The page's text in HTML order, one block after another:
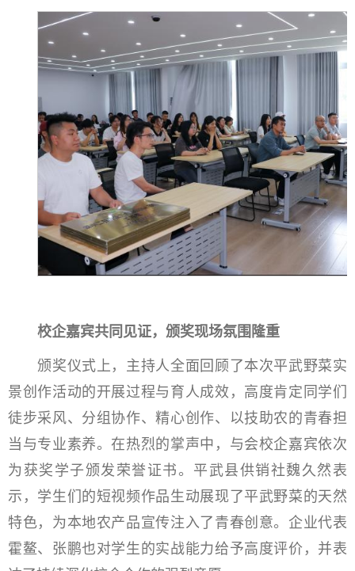
校企嘉宾共同见证，颁奖现场氛围隆重
颁奖仪式上，主持人全面回顾了本次平武野菜实
景创作活动的开展过程与育人成效，高度肯定同学们
徒步采风、分组协作、精心创作、以技助农的青春担
当与专业素养。在热烈的掌声中，与会校企嘉宾依次
为获奖学子颁发荣誉证书。平武县供销社魏久然表
示，学生们的短视频作品生动展现了平武野菜的天然
特色，为本地农产品宣传注入了青春创意。企业代表
霍鳌、张鹏也对学生的实战能力给予高度评价，并表